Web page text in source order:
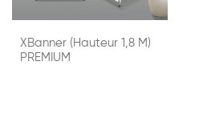
XBanner (hauteur 1,8 M)
PREMIUM